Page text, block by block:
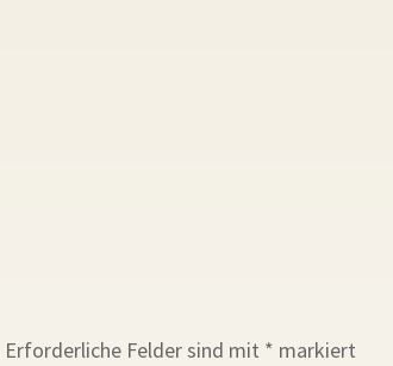
Erforderliche Felder sind mit * markiert